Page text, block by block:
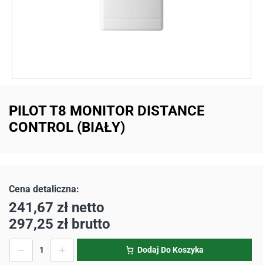
PILOT T8 MONITOR DISTANCE
CONTROL (BIAŁY)
241,67 zł netto
297,25 zł brutto
Dodaj Do Koszyka